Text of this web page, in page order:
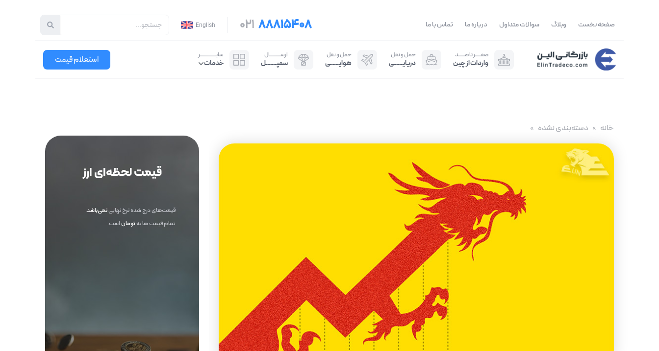
صفحه نخست وبلاگ سوالات متداول درباره ما تماس با ما English 021 88815408
صفــــــر تا صــــــد
واردات از چین
حمل و نقل
دریایــــــی
حمل و نقل
هوایــــــی
ارســـــــــــال
سمپـــــــل
سایــــــــــــــــر
خدمات استعلام قیمت
خانه دسته‌بندی نشده
قیمت لحظه‌ای ارز
قیمت‌های درج شده نرخ نهایینمی‌باشد.
تمام قیمت ها به توماناست.